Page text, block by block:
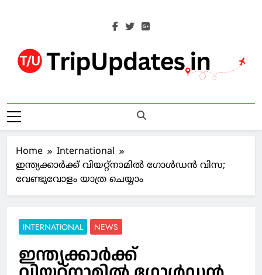
Trip Updates
Home
International
ഇന്ത്യക്കാർക്ക് വിയറ്റ്‌നാമില്‍ ഗോള്‍ഡന്‍ വിസ;
വേണ്ടുവോളം യാത്ര ചെയ്യാം
INTERNATIONAL NEWS
ഇന്ത്യക്കാർക്ക്